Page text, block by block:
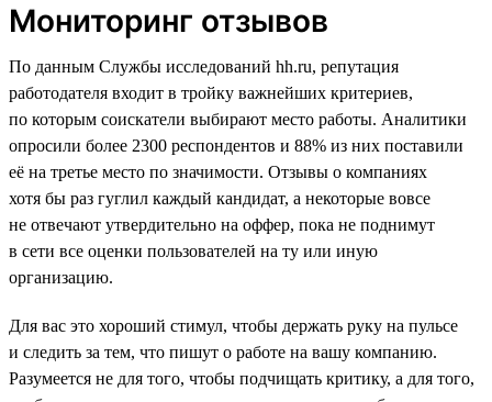
Мониторинг отзывов
По данным Службы исследований hh.ru, репутация
работодателя входит в тройку важнейших критериев,
по которым соискатели выбирают место работы. Аналитики
опросили более 2300 респондентов и 88% из них поставили
её на третье место по значимости. Отзывы о компаниях
хотя бы раз гуглил каждый кандидат, а некоторые вовсе
не отвечают утвердительно на оффер, пока не поднимут
в сети все оценки пользователей на ту или иную
организацию.
Для вас это хороший стимул, чтобы держать руку на пульсе
и следить за тем, что пишут о работе на вашу компанию.
Разумеется не для того, чтобы подчищать критику, а для того,